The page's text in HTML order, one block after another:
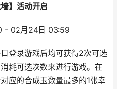
】活动开启
- 02月24日 03:59
登录游戏后均可获得2次可选
耗可选次数来进行游戏。在
应的合成玉数量最多的1张幸